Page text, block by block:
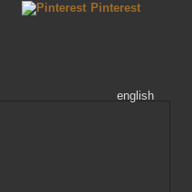
Pinterest
english